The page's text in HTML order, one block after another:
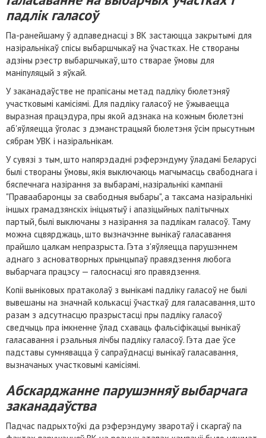
падлік галасоў
Па-ранейшаму ў адпаведнасці з ВК застаюцца закрытымі для
назіральнікаў спісы выбаршчыкаў на ўчастках. Не створаны
адзіны рэестр выбаршчыкаў, што стварае ўмовы для
маніпуляцый з яўкай.
У заканадаўстве не прапісаны метад падліку бюлетэняў
участковымі камісіямі. Для падліку галасоў не ўжываецца
выразная працэдура, пры якой адзнака на кожным бюлетэні
аб'яўляецца ўголас з дэманстрацыяй бюлетэня ўсім прысутным
сябрам УВК і назіральнікам.
У сувязі з тым, што напярэдадні рэферэндуму ўладамі Беларусі
былі створаны ўмовы, якія выключаюць магчымасць свабоднага і
бяспечнага назірання за выбарамі, назіральнікі кампаніі
"Праваабаронцы за свабодныя выбары", а таксама назіральнікі
іншых грамадзянскіх ініцыятыў і апазіцыйных палітычных
партый, былі выключаны з назірання за падлікам галасоў. Таму
можна сцвярджаць, што вызначэнне вынікаў галасавання
прайшло цалкам непразрыста. Гэта з'яўляецца парушэннем
аднаго з асноватворных прынцыпаў правядзення любога
выбарчага працэсу — галоснасці яго правядзення.
Копіі выніковых пратаколаў з вынікамі падліку галасоў не былі
вывешаны на значнай колькасці ўчасткаў для галасавання, што
разам з адсутнасцю празрыстасці пры падліку галасоў
сведчыць пра імкненне ўлад схаваць фальсіфікацыі вынікаў
галасавання і рэальныя лічбы падліку галасоў. Гэта дае ўсе
падставы сумнявацца ў сапраўднасці вынікаў галасавання,
вызначаных участковымі камісіямі.
Абскарджанне парушэнняў выбарчага
заканадаўства
Падчас падрыхтоўкі да рэферэндуму зваротаў і скаргаў па